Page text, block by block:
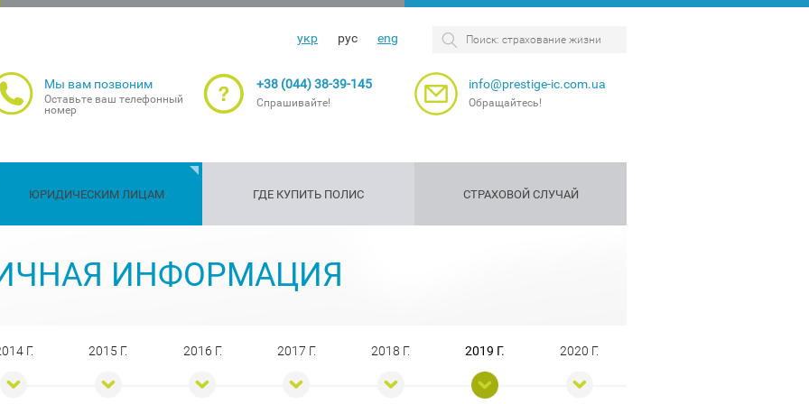
укр рус eng
Мы вам позвоним
Оставьте ваш телефонный
номер
+38 (044) 38-39-145
Спрашивайте!
info@prestige-ic.com.ua
Обращайтесь!
путешествующих
оружия
ЮРИДИЧЕСКИМ ЛИЦАМ ГДЕ КУПИТЬ ПОЛИС СТРАХОВОЙ СЛУЧАЙ
ИНФОРМАЦИЯ
Г. 2015 Г. 2016 Г. 2017 Г. 2018 Г. 2019 Г. 2020 Г.